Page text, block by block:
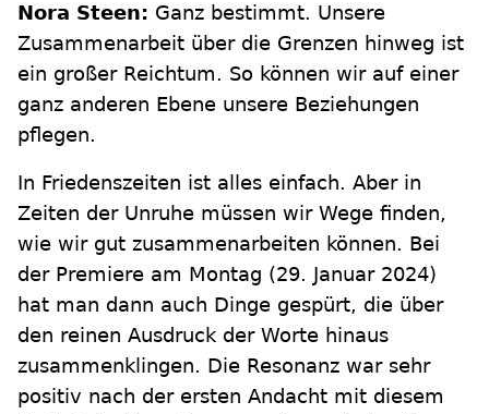
Nora Steen: Ganz bestimmt. Unsere
Zusammenarbeit über die Grenzen hinweg ist
ein großer Reichtum. So können wir auf einer
ganz anderen Ebene unsere Beziehungen
pflegen.
In Friedenszeiten ist alles einfach. Aber in
Zeiten der Unruhe müssen wir Wege finden,
wie wir gut zusammenarbeiten können. Bei
der Premiere am Montag (29. Januar 2024)
hat man dann auch Dinge gespürt, die über
den reinen Ausdruck der Worte hinaus
zusammenklingen. Die Resonanz war sehr
positiv nach der ersten Andacht mit diesem